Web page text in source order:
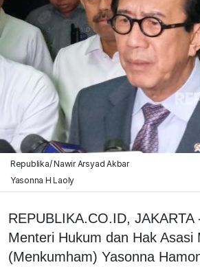
Republika/ Nawir Arsyad Akbar
Yasonna H Laoly
REPUBLIKA.CO.ID, JAKARTA
Menteri Hukum dan Hak Asasi
(Menkumham) Yasonna